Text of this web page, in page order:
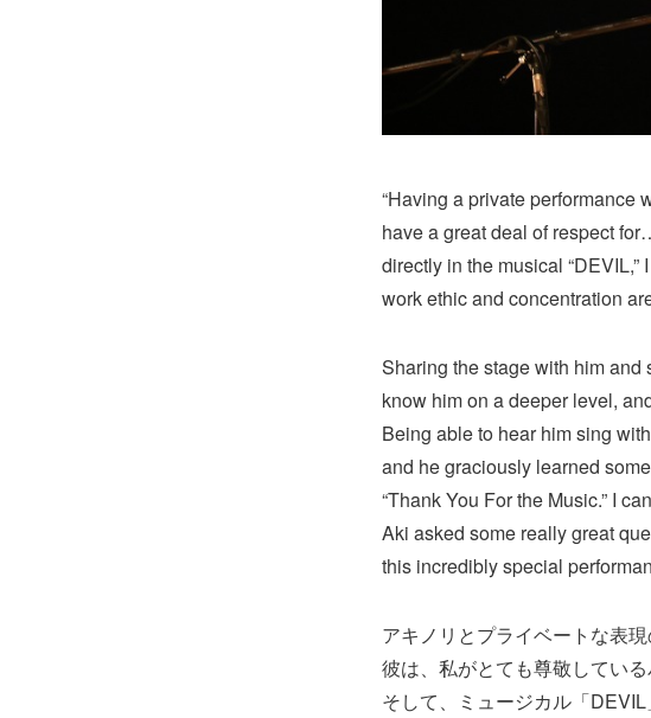
“Having a private performance
have a great deal of respect
directly in the musical
work ethic and concentration
Sharing the stage with him
know him on a deeper level,
Being able to hear him sing
and he graciously learned
“Thank You For the Music.” I
Aki asked some really great
this incredibly special
アキノリとプライベートな表
彼は、私がとても尊敬してい
そして、ミュージカル「